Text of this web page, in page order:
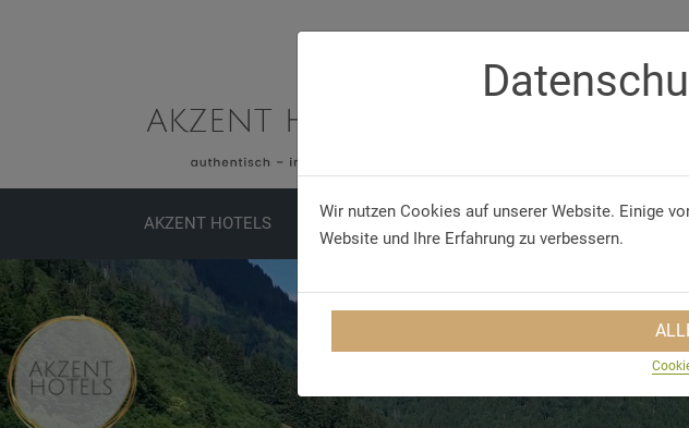
AKZENT HOTELS SPECIALS MEETINGS & CONFERENCES
Wir nutzen Cookies auf unserer Website. Einige
Website und Ihre Erfahrung zu verbessern.